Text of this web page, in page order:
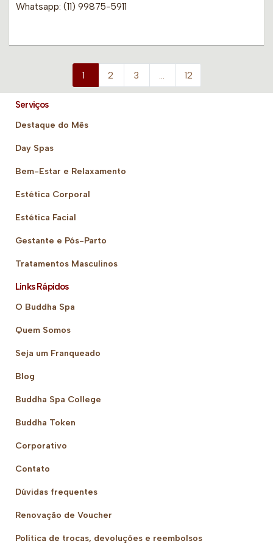
Whatsapp: (11) 99875-5911
1 2 3 … 12
Serviços
Destaque do Mês
Day Spas
Bem-Estar e Relaxamento
Estética Corporal
Estética Facial
Gestante e Pós-Parto
Tratamentos Masculinos
Links Rápidos
O Buddha Spa
Quem Somos
Seja um Franqueado
Blog
Buddha Spa College
Buddha Token
Corporativo
Contato
Dúvidas frequentes
Renovação de Voucher
Política de trocas, devoluções e reembolsos